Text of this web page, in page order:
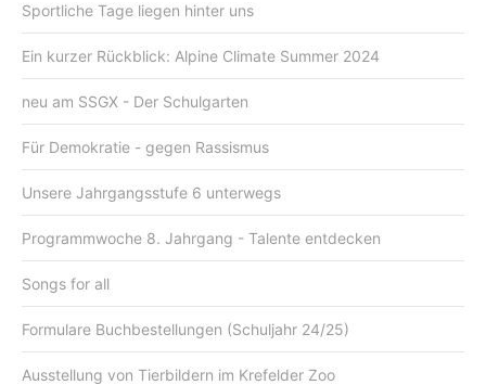
Sportliche Tage liegen hinter uns
Ein kurzer Rückblick: Alpine Climate Summer 2024
neu am SSGX - Der Schulgarten
Für Demokratie - gegen Rassismus
Unsere Jahrgangsstufe 6 unterwegs
Programmwoche 8. Jahrgang - Talente entdecken
Songs for all
Formulare Buchbestellungen (Schuljahr 24/25)
Ausstellung von Tierbildern im Krefelder Zoo